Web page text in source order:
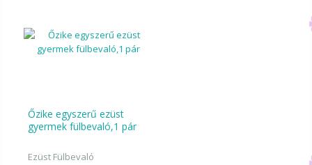
Őzike egyszerű ezüst
gyermek fülbevaló,1 pár
Ezüst Fülbevaló